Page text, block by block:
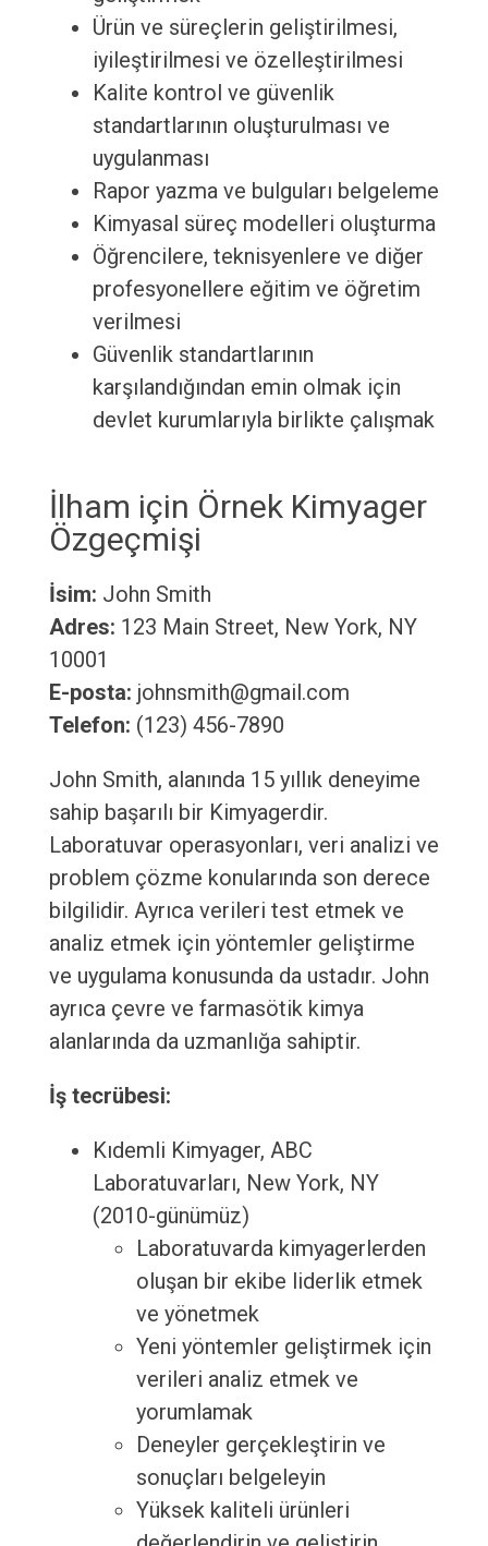
Ürün ve süreçlerin geliştirilmesi,
iyileştirilmesi ve özelleştirilmesi
Kalite kontrol ve güvenlik
standartlarının oluşturulması ve
uygulanması
Rapor yazma ve bulguları belgeleme
Kimyasal süreç modelleri oluşturma
Öğrencilere, teknisyenlere ve diğer
profesyonellere eğitim ve öğretim
verilmesi
Güvenlik standartlarının
karşılandığından emin olmak için
devlet kurumlarıyla birlikte çalışmak
İlham için Örnek Kimyager
Özgeçmişi
İsim: John Smith
Adres: 123 Main Street, New York, NY
10001
E-posta: johnsmith@gmail.com
Telefon: (123) 456-7890
John Smith, alanında 15 yıllık deneyime
sahip başarılı bir Kimyagerdir.
Laboratuvar operasyonları, veri analizi ve
problem çözme konularında son derece
bilgilidir. Ayrıca verileri test etmek ve
analiz etmek için yöntemler geliştirme
ve uygulama konusunda da ustadır. John
ayrıca çevre ve farmasötik kimya
alanlarında da uzmanlığa sahiptir.
İş tecrübesi:
Kıdemli Kimyager, ABC
Laboratuvarları, New York, NY
(2010-günümüz)
Laboratuvarda kimyagerlerden
oluşan bir ekibe liderlik etmek
ve yönetmek
Yeni yöntemler geliştirmek için
verileri analiz etmek ve
yorumlamak
Deneyler gerçekleştirin ve
sonuçları belgeleyin
Yüksek kaliteli ürünleri